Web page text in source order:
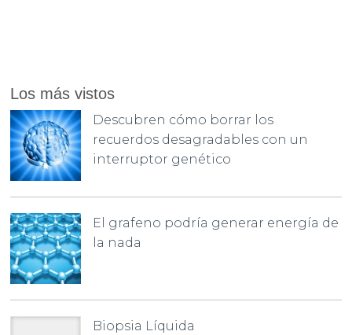
Los más vistos
Descubren cómo borrar los
recuerdos desagradables con un
interruptor genético
El grafeno podría generar energía de
la nada
Biopsia Líquida